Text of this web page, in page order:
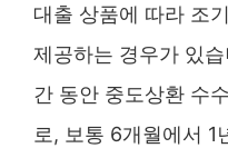
대출 상품에 따라 조
제공하는 경우가 있
간 동안 중도상환 수
로, 보통 6개월에서 1